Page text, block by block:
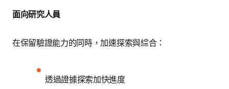
面向研究人員
在保留驗證能力的同時，加速探索與綜合：
透過證據探索加快進度